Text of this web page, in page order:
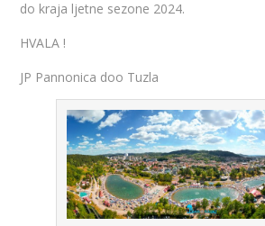
do kraja ljetne sezone 2024.
HVALA !
JP Pannonica doo Tuzla